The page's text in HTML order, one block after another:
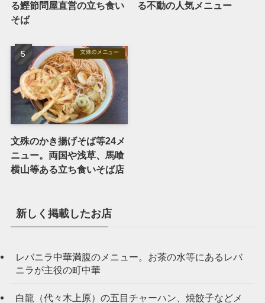
る鰹節問屋直営の立ち食い
そば
る不動の人気メニュー
文殊のかき揚げそば等24メ
ニュー。両国や浅草、馬喰
横山等ある立ち食いそば店
新しく掲載したお店
レバニラ中華満腹のメニュー。お茶の水等にあるレバ
ニラが主役の町中華
白龍（代々木上原）の五目チャーハン、焼餃子などメ